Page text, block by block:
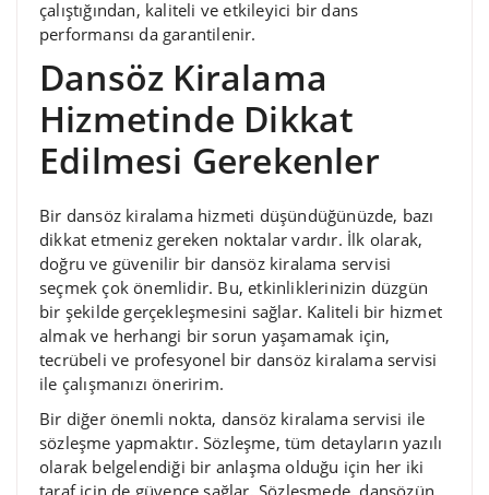
çalıştığından, kaliteli ve etkileyici bir dans
performansı da garantilenir.
Dansöz Kiralama
Hizmetinde Dikkat
Edilmesi Gerekenler
Bir dansöz kiralama hizmeti düşündüğünüzde, bazı
dikkat etmeniz gereken noktalar vardır. İlk olarak,
doğru ve güvenilir bir dansöz kiralama servisi
seçmek çok önemlidir. Bu, etkinliklerinizin düzgün
bir şekilde gerçekleşmesini sağlar. Kaliteli bir hizmet
almak ve herhangi bir sorun yaşamamak için,
tecrübeli ve profesyonel bir dansöz kiralama servisi
ile çalışmanızı öneririm.
Bir diğer önemli nokta, dansöz kiralama servisi ile
sözleşme yapmaktır. Sözleşme, tüm detayların yazılı
olarak belgelendiği bir anlaşma olduğu için her iki